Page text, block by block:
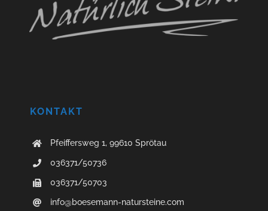
KONTAKT
Pfeiffersweg 1, 99610 Sprötau
036371/50736
036371/50703
info@boesemann-natursteine.com